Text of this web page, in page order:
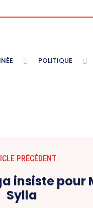
POLITIQUE
PRÉCÉDENT